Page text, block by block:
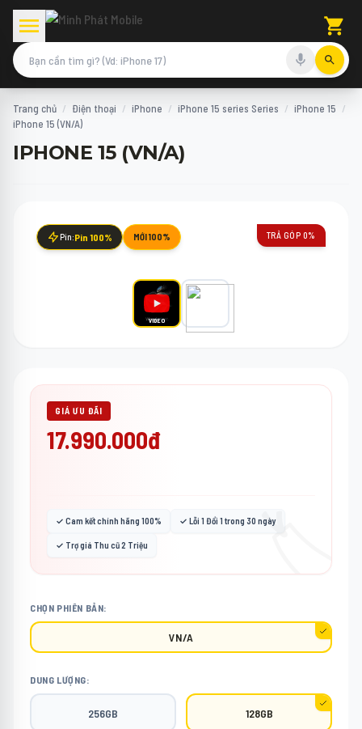
Trang chủ / Điện thoại / iPhone / iPhone 15 series Series / iPhone 15 /
iPhone 15 (VN/A)
IPHONE 15 (VN/A)
Pin:Pin 100% MỚI 100% TRẢ GÓP 0%
VIDEO
🏷️
GIÁ ƯU ĐÃI
17.990.000đ
✓ Cam kết chính hãng 100% ✓ Lỗi 1 Đổi 1 trong 30 ngày
✓ Trợ giá Thu cũ 2 Triệu
CHỌN PHIÊN BẢN:
VN/A
DUNG LƯỢNG:
256GB 128GB